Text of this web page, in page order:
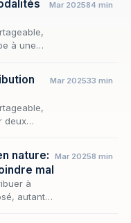
à une
Mar 202584 min
deux
Mar 202533 min
nature:
mal
à
autant
Mar 20258 min